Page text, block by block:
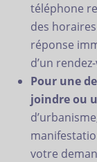
téléphone
des
réponse
d’un
Pour une
joindre ou
votre